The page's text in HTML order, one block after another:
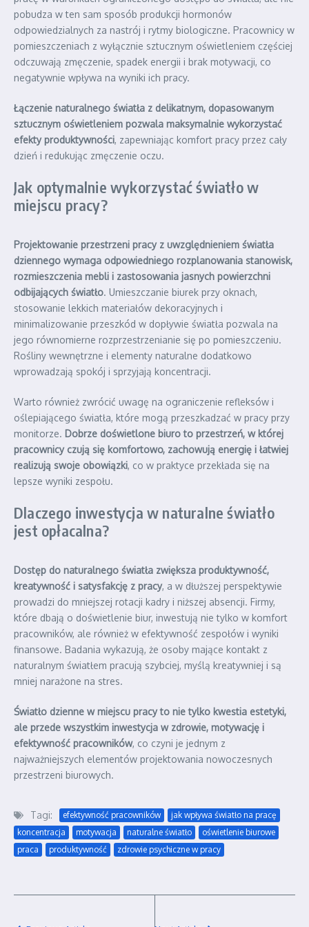
pobudza w ten sam sposób produkcji hormonów
odpowiedzialnych za nastrój i rytmy biologiczne. Pracownicy w
pomieszczeniach z wyłącznie sztucznym oświetleniem częściej
odczuwają zmęczenie, spadek energii i brak motywacji, co
negatywnie wpływa na wyniki ich pracy.
Łączenie naturalnego światła z delikatnym, dopasowanym
sztucznym oświetleniem pozwala maksymalnie wykorzystać
efekty produktywności, zapewniając komfort pracy przez cały
dzień i redukując zmęczenie oczu.
Jak optymalnie wykorzystać światło w
miejscu pracy?
Projektowanie przestrzeni pracy z uwzględnieniem światła
dziennego wymaga odpowiedniego rozplanowania stanowisk,
rozmieszczenia mebli i zastosowania jasnych powierzchni
odbijających światło. Umieszczanie biurek przy oknach,
stosowanie lekkich materiałów dekoracyjnych i
minimalizowanie przeszkód w dopływie światła pozwala na
jego równomierne rozprzestrzenianie się po pomieszczeniu.
Rośliny wewnętrzne i elementy naturalne dodatkowo
wprowadzają spokój i sprzyjają koncentracji.
Warto również zwrócić uwagę na ograniczenie refleksów i
oślepiającego światła, które mogą przeszkadzać w pracy przy
monitorze. Dobrze doświetlone biuro to przestrzeń, w której
pracownicy czują się komfortowo, zachowują energię i łatwiej
realizują swoje obowiązki, co w praktyce przekłada się na
lepsze wyniki zespołu.
Dlaczego inwestycja w naturalne światło
jest opłacalna?
Dostęp do naturalnego światła zwiększa produktywność,
kreatywność i satysfakcję z pracy, a w dłuższej perspektywie
prowadzi do mniejszej rotacji kadry i niższej absencji. Firmy,
które dbają o doświetlenie biur, inwestują nie tylko w komfort
pracowników, ale również w efektywność zespołów i wyniki
finansowe. Badania wykazują, że osoby mające kontakt z
naturalnym światłem pracują szybciej, myślą kreatywniej i są
mniej narażone na stres.
Światło dzienne w miejscu pracy to nie tylko kwestia estetyki,
ale przede wszystkim inwestycja w zdrowie, motywację i
efektywność pracowników, co czyni je jednym z
najważniejszych elementów projektowania nowoczesnych
przestrzeni biurowych.
Tagi: efektywność pracowników
jak wpływa światło na pracę
koncentracja
motywacja naturalne światło
oświetlenie biurowe
praca
produktywność zdrowie psychiczne w pracy